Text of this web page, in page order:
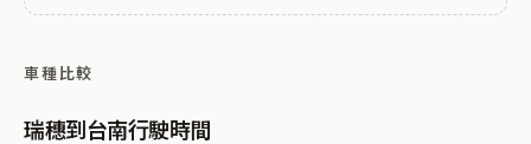
車種比較
瑞穗到台南行駛時間